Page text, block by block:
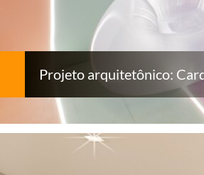
Projeto arquitetônico: